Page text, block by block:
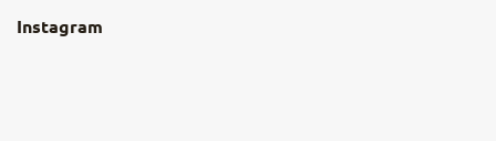
Nejčastější dotazy
Instagram